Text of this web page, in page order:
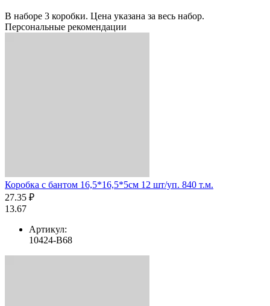
В наборе 3 коробки. Цена указана за весь набор.
Персональные рекомендации
Коробка с бантом 16,5*16,5*5см 12 шт/уп. 840 т.м.
27.35 ₽
13.67
Артикул:
10424-B68